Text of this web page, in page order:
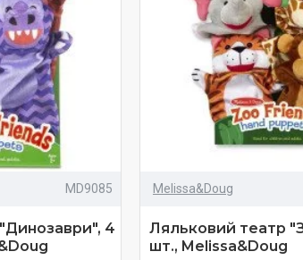
MD9085
4
Melissa&Doug
Ляльковий театр
шт., Melissa&Doug